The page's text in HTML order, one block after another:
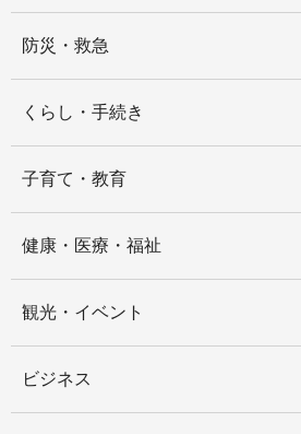
防災・救急
くらし・手続き
子育て・教育
健康・医療・福祉
観光・イベント
ビジネス